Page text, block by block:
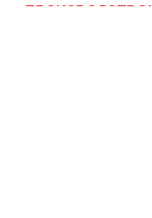
ПРОИЗВОДСТВО!